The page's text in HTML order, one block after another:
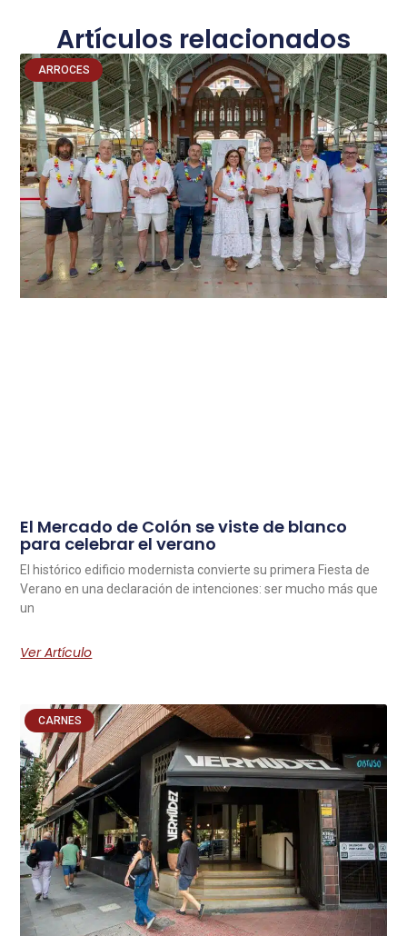
Artículos relacionados
ARROCES
El Mercado de Colón se viste de blanco
para celebrar el verano
El histórico edificio modernista convierte su primera Fiesta de
Verano en una declaración de intenciones: ser mucho más que
un
Ver Artículo
CARNES